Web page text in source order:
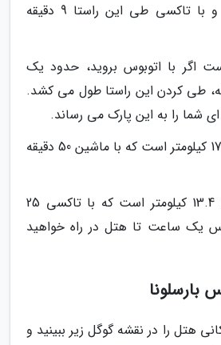
حدود 15 دقیقه و با تاکسی طی این راستا 9 دقیقه
است اگر با اتوبوس بروید، حدود یک
18 دقیقه، طی کردن این راستا طول می کشد.
فرودگاه سابادل: 17 کیلومتر است که با ماشین 50 دقیقه
فرودگاه بارسلونا: 13.4 کیلومتر است که با تاکسی 25
یک ساعت تا هتل در راه خواهید
بارسلونا
هتل را در نقشه گوگل زیر ببینید و